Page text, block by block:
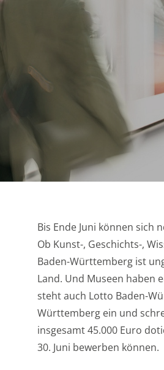
Bis Ende Juni können sich
Ob Kunst-, Geschichts-,
Baden-Württemberg ist
Land. Und Museen haben
steht auch Lotto Baden-
Württemberg ein und
insgesamt 45.000 Euro
30. Juni bewerben können.